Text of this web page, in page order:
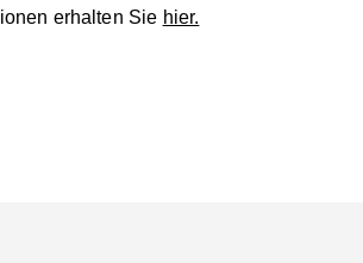
erhalten Sie hier.